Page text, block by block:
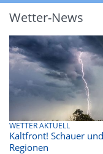
Wetter-News
WETTER AKTUELL
Kaltfront! Schauer
Regionen